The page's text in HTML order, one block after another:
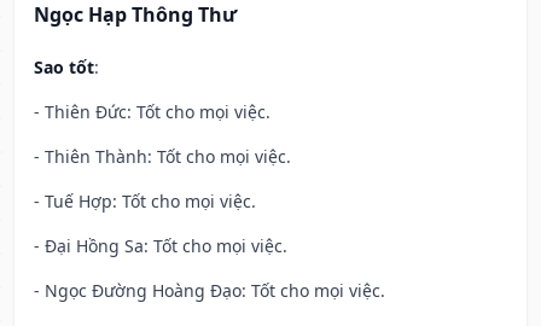
Ngọc Hạp Thông Thư
Sao tốt:
- Thiên Đức: Tốt cho mọi việc.
- Thiên Thành: Tốt cho mọi việc.
- Tuế Hợp: Tốt cho mọi việc.
- Đại Hồng Sa: Tốt cho mọi việc.
- Ngọc Đường Hoàng Đạo: Tốt cho mọi việc.